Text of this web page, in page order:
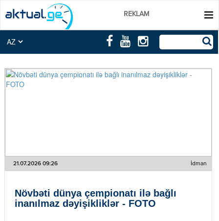
REKLAM
21.07.2026 09:26 İdman
Növbəti dünya çempionatı ilə bağlı
inanılmaz dəyişikliklər - FOTO